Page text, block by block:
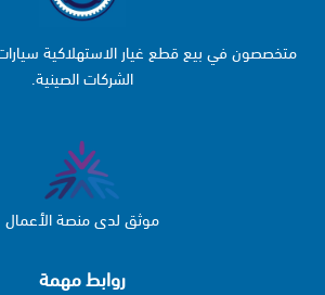
روابط مهمة
متخصصون في بيع قطع غيار الاستهلاكية
الشركات الصينية.
موثق لدى منصة الأعمال